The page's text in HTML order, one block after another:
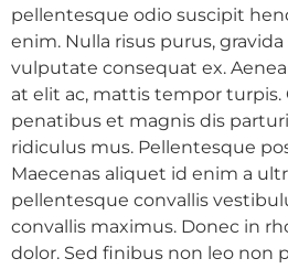
pellentesque odio suscipit
enim. Nulla risus purus,
vulputate consequat ex.
at elit ac, mattis tempor turpis.
penatibus et magnis dis
ridiculus mus. Pellentesque
Maecenas aliquet id enim a
pellentesque convallis
convallis maximus. Donec in
dolor. Sed finibus non leo non